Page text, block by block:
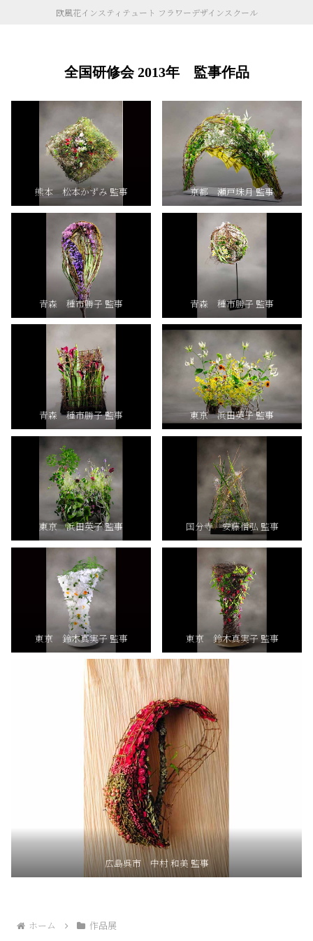
欧風花インスティテュート フラワーデザインスクール
全国研修会 2013年 監事作品
熊本 松本かずみ 監事 京都 瀬戸珠月 監事
青森 種市勝子 監事 青森 種市勝子 監事
青森 種市勝子 監事 東京 浜田英子 監事
東京 浜田英子 監事 国分寺 安藤信弘 監事
東京 鈴木真実子 監事 東京 鈴木真実子 監事
広島呉市 中村 和美 監事
ホーム 作品展